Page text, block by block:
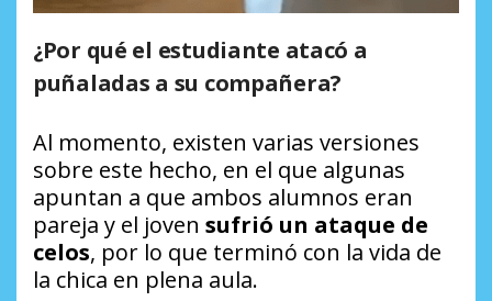
¿Por qué el estudiante atacó a
puñaladas a su compañera?
Al momento, existen varias versiones
sobre este hecho, en el que algunas
apuntan a que ambos alumnos eran
pareja y el joven sufrió un ataque de
celos, por lo que terminó con la vida de
la chica en plena aula.